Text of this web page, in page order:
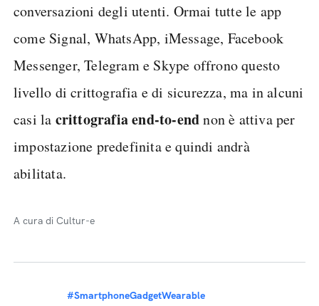
conversazioni degli utenti. Ormai tutte le app
come Signal, WhatsApp, iMessage, Facebook
Messenger, Telegram e Skype offrono questo
livello di crittografia e di sicurezza, ma in alcuni
casi la crittografia end-to-endnon è attiva per
impostazione predefinita e quindi andrà
abilitata.
A cura di Cultur-e
#SmartphoneGadgetWearable